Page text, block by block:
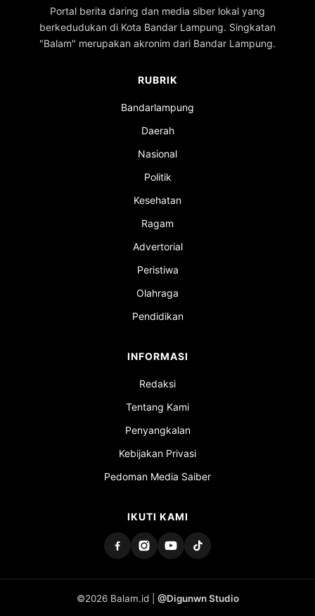
Portal berita daring dan media siber lokal yang
berkedudukan di Kota Bandar Lampung. Singkatan
"Balam" merupakan akronim dari Bandar Lampung.
RUBRIK
Bandarlampung
Daerah
Nasional
Politik
Kesehatan
Ragam
Advertorial
Peristiwa
Olahraga
Pendidikan
INFORMASI
Redaksi
Tentang Kami
Penyangkalan
Kebijakan Privasi
Pedoman Media Saiber
IKUTI KAMI
©2026 Balam.id | @Digunwn Studio